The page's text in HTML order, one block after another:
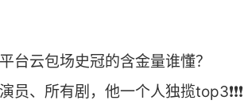
台云包场史冠的含金量谁懂？
员、所有剧，他一个人独揽top3❗❗❗